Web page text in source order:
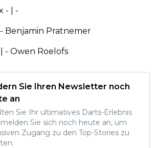
- | -
Benjamin Pratnemer
- Owen Roelofs
Sie Ihren Newsletter noch
an
Sie Ihr ultimatives Darts-Erlebnis
Sie sich noch heute an, um
Zugang zu den Top-Stories zu